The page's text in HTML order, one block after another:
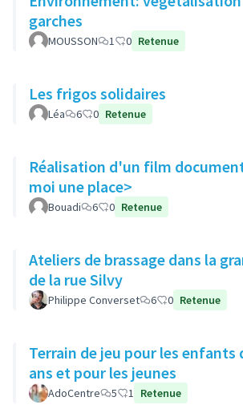
garches
MOUSSON 1 0 Retenue
Les frigos solidaires
Léa 6 0 Retenue
Réalisation d'un film
moi une place>
Bouadi 6 0 Retenue
Ateliers de brassage dans la
de la rue Silvy
Philippe Converset 6 0 Retenue
Terrain de jeu pour les enfants
ans et pour les jeunes
AdoCentre 5 1 Retenue